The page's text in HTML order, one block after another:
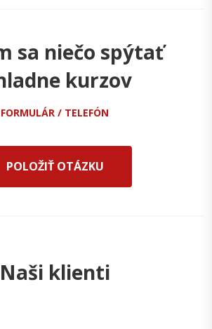
sa niečo spýtať
kurzov
FORMULÁR / TELEFÓN
POLOŽIŤ OTÁZKU
Naši klienti